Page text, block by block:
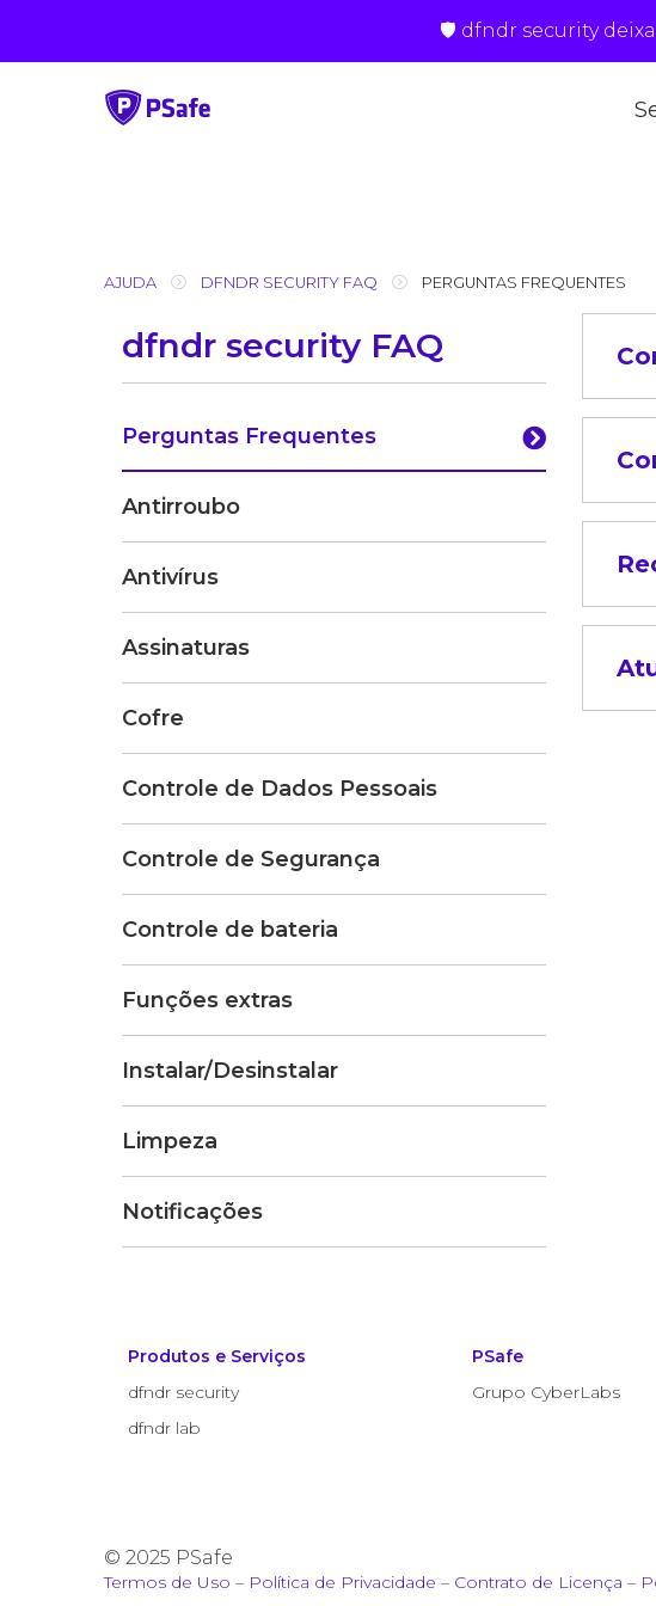
🛡 dfndr security
AJUDA DFNDR SECURITY FAQ PERGUNTAS FREQUENTES
dfndr security FAQ
Perguntas Frequentes
Antirroubo
Antivírus
Assinaturas
Cofre
Controle de Dados Pessoais
Controle de Segurança
Controle de bateria
Funções extras
Instalar/Desinstalar
Limpeza
Notificações
Produtos e Serviços
dfndr security
dfndr lab
PSafe
Grupo CyberLabs
© 2025 PSafe
Termos de Uso – Política de Privacidade – Contrato de Licença –